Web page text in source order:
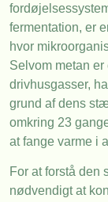
fermentation, er
hvor
Selvom metan
drivhusgasser,
grund af dens
omkring 23
at fange varme i
For at forstå den
nødvendigt at